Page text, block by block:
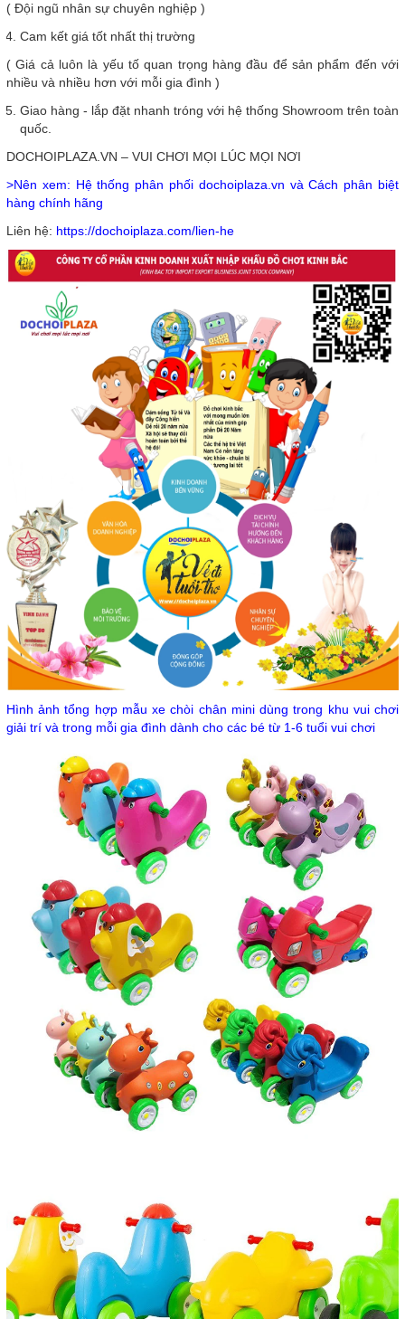
( Đội ngũ nhân sự chuyên nghiệp )
Cam kết giá tốt nhất thị trường
( Giá cả luôn là yếu tố quan trọng hàng đầu để sản phẩm đến với
nhiều và nhiều hơn với mỗi gia đình )
Giao hàng - lắp đặt nhanh tróng với hệ thống Showroom trên toàn
quốc.
DOCHOIPLAZA.VN – VUI CHƠI MỌI LÚC MỌI NƠI
>Nên xem: Hệ thống phân phối dochoiplaza.vn và Cách phân biệt
hàng chính hãng
Liên hệ: https://dochoiplaza.com/lien-he
Hình ảnh tổng hợp mẫu xe chòi chân mini dùng trong khu vui chơi
giải trí và trong mỗi gia đình dành cho các bé từ 1-6 tuổi vui chơi